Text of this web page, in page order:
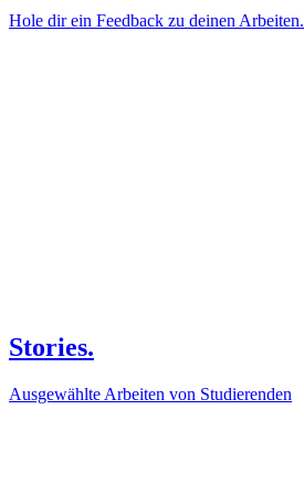
Hole dir ein Feedback zu deinen Arbeiten.
Stories.
Ausgewählte Arbeiten von Studierenden